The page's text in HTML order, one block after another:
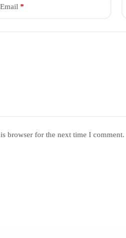
Email *
browser for the next time I comment.